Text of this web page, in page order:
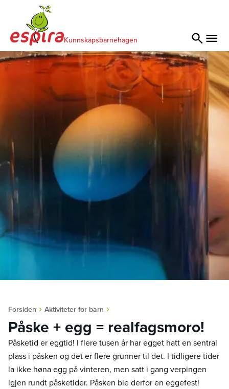
Kunnskapsbarnehagen
Forsiden › Aktiviteter for barn ›
Påske + egg = realfagsmoro!
Påsketid er eggtid! I flere tusen år har egget hatt en sentral
plass i påsken og det er flere grunner til det. I tidligere tider
la ikke høna egg på vinteren, men satt i gang verpingen
igjen rundt påsketider. Påsken ble derfor en eggefest!